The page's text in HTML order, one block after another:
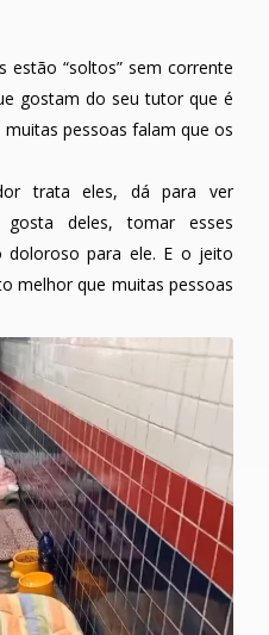
estão “soltos” sem corrente
gostam do seu tutor que é
pessoas falam que os
trata eles, dá para ver
deles, tomar esses
doloroso para ele. E o jeito
melhor que muitas pessoas